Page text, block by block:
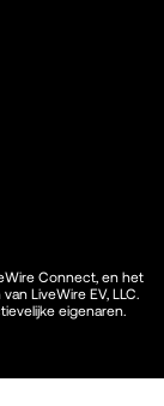
Connect, en het
LiveWire EV, LLC.
eigenaren.